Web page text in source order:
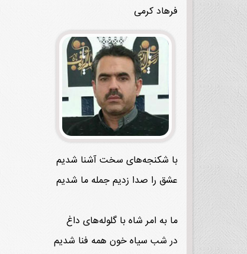
فرهاد کرمی
با شکنجه‌های سخت آشنا شدیم
عشق را صدا زدیم جمله ما شدیم
ما به امر شاه با گلوله‌های داغ
در شب سیاه خون همه فنا شدیم